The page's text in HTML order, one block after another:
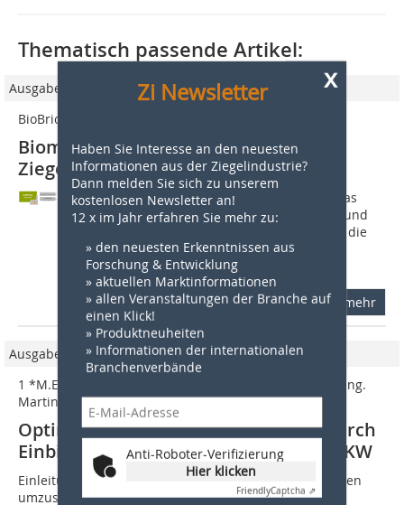
x
Zi Newsletter
Haben Sie Interesse an den neuesten
Informationen aus der Ziegelindustrie?
Dann melden Sie sich zu unserem
kostenlosen Newsletter an!
12 x im Jahr erfahren Sie mehr zu:
» den neuesten Erkenntnissen aus
Forschung & Entwicklung
» aktuellen Marktinformationen
» allen Veranstaltungen der Branche auf
einen Klick!
» Produktneuheiten
» Informationen der internationalen
Branchenverbände
Anti-Roboter-Verifizierung
Hier klicken
FriendlyCaptcha ⇗
Thematisch passende Artikel:
Ausgabe 3/2020
BioBrick
Biomasse für eine nachhaltige
Ziegelproduktion
Am Beispiel eines Ziegelwerks zeigt das
Projekt "BioBrick", wie Prozesswärme und
Rückstände aus Biomasseanlagen für die
industrielle Ziegelproduktion genutzt
werden können. Im Projekt stellt ein...
mehr
Ausgabe 01/2025
1 *M.Eng. Felix Kugler, 1 M.Eng. Michael Meiler, 1 Dr.-Ing.
Martin Meiller
Optimierung der Ziegelproduktion durch
Einbindung von Holzvergaser und BHKW
Einleitung: Die Notwendigkeit, auf erneuerbare Energien
umzusteigen, wächst aufgrund endlicher fossiler